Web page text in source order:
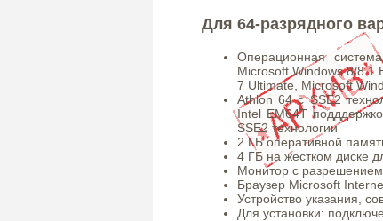
Для 64-разрядного
Операционная
Microsoft Windows 8/8.1
7 Ultimate, Microsoft
Athlon 64 с SSE2
Intel EM64T
SSE2 технологии
2 ГБ оперативной
4 ГБ на жестком диске
Монитор с
Браузер Microsoft
Устройство указания,
Для установки: